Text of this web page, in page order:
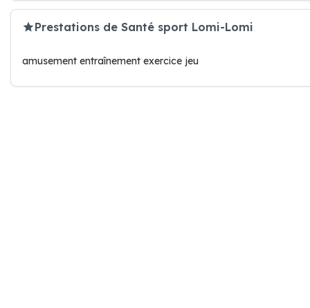
Prestations de Santé sport Lomi-Lomi
amusement entraînement exercice jeu